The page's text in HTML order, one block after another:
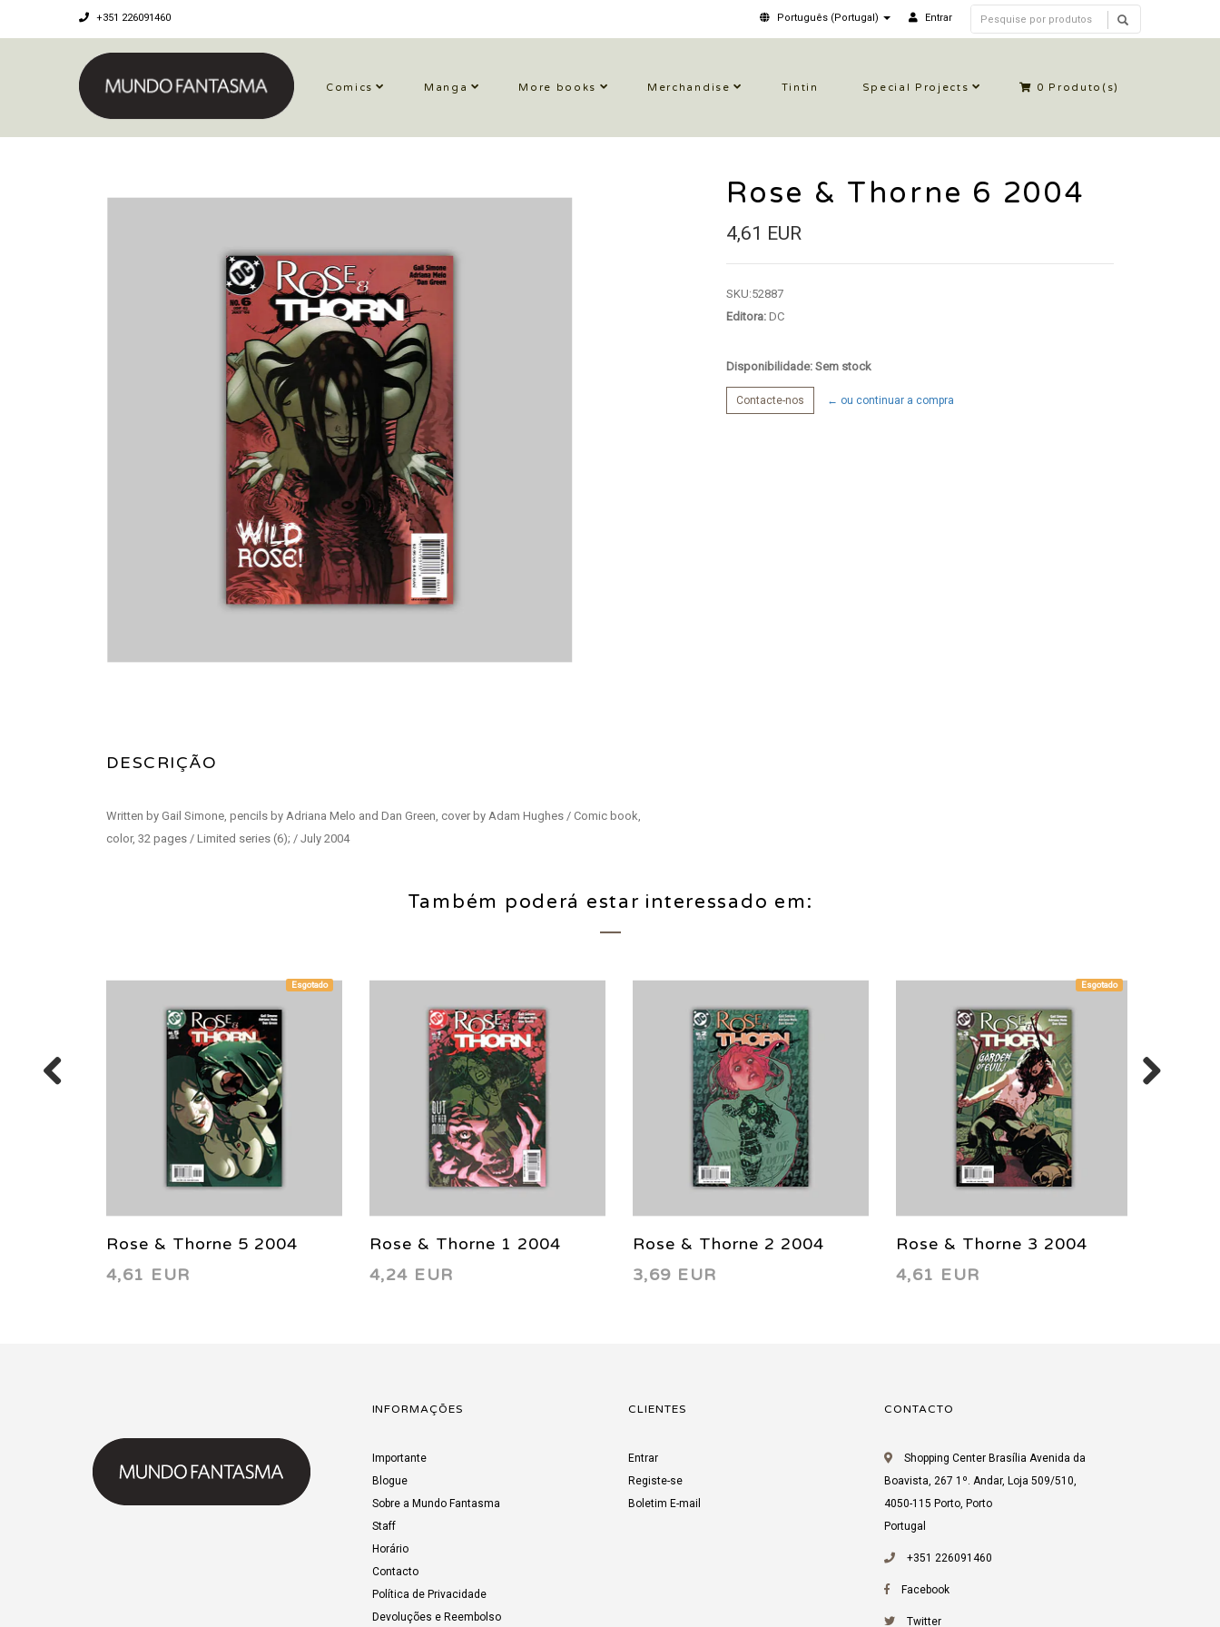
+351 226091460 Português (Portugal) Entrar
Comics Manga More books Merchandise Tintin Special Projects 0 Produto(s)
DESCRIÇÃO
Written by Gail Simone, pencils by Adriana Melo and Dan Green, cover by Adam Hughes / Comic book,
color, 32 pages / Limited series (6); / July 2004
Rose & Thorne 6 2004
4,61 EUR
SKU:52887
Editora:DC
Disponibilidade: Sem stock
Contacte-nos ← ou continuar a compra
Também poderá estar interessado em:
Esgotado
Rose & Thorne 5 2004
4,61 EUR
Rose & Thorne 1 2004
4,24 EUR
Rose & Thorne 2 2004
3,69 EUR
Esgotado
Rose & Thorne 3 2004
4,61 EUR
INFORMAÇÕES
Importante
Blogue
Sobre a Mundo Fantasma
Staff
Horário
Contacto
Política de Privacidade
Devoluções e Reembolso
CLIENTES
Entrar
Registe-se
Boletim E-mail
CONTACTO
Shopping Center Brasília Avenida da
Boavista, 267 1º. Andar, Loja 509/510,
4050-115 Porto, Porto
Portugal
+351 226091460
Facebook
Twitter